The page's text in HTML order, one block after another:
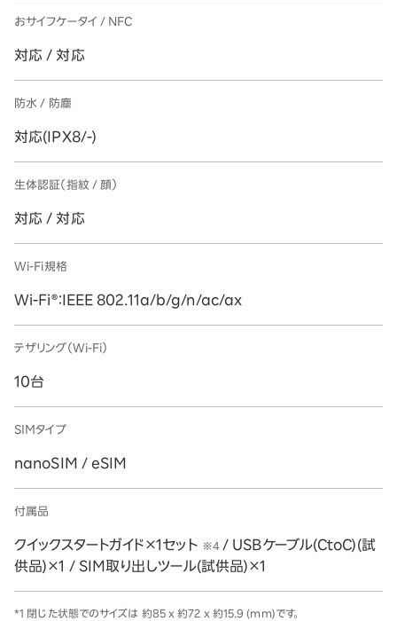
おサイフケータイ / NFC
対応 / 対応
防水 / 防塵
対応(IPX8/-)
生体認証（指紋 / 顔）
対応 / 対応
Wi-Fi規格
Wi-Fi®：IEEE 802.11a/b/g/n/ac/ax
テザリング（Wi-Fi）
10台
SIMタイプ
nanoSIM / eSIM
付属品
クイックスタートガイド×1セット ※4/ USBケーブル(CtoC)(試
供品)×1 / SIM取り出しツール(試供品)×1
*1 閉じた状態でのサイズは 約85 x 約72 x 約15.9 (mm)です。